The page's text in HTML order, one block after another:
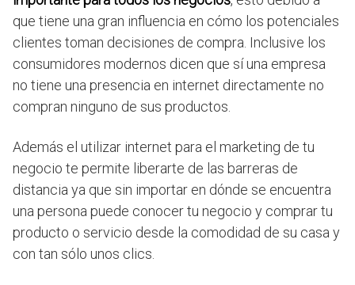
que tiene una gran influencia en cómo los potenciales
clientes toman decisiones de compra. Inclusive los
consumidores modernos dicen que sí una empresa
no tiene una presencia en internet directamente no
compran ninguno de sus productos.
Además el utilizar internet para el marketing de tu
negocio te permite liberarte de las barreras de
distancia ya que sin importar en dónde se encuentra
una persona puede conocer tu negocio y comprar tu
producto o servicio desde la comodidad de su casa y
con tan sólo unos clics.